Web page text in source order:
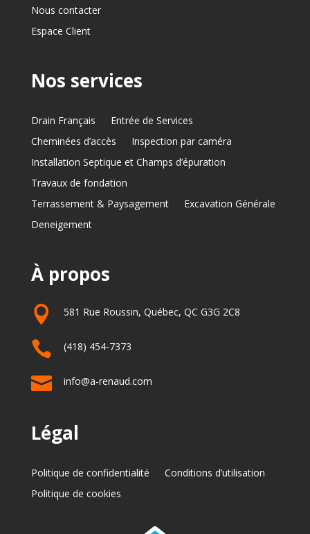
Nous contacter
Espace Client
Nos services
Drain Français
Entrée de Services
Cheminées d’accès
Inspection par caméra
Installation Septique et Champs d’épuration
Travaux de fondation
Terrassement & Paysagement
Excavation Générale
Deneigement
À propos
 581 Rue Roussin, Québec, QC G3G 2C8
 (418) 454-7373
 info@a-renaud.com
Légal
Politique de confidentialité
Conditions d’utilisation
Politique de cookies